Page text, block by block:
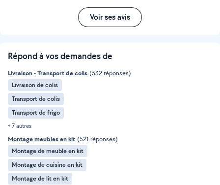
Voir ses avis
Répond à vos demandes de
Livraison - Transport de colis (532 réponses)
Livraison de colis
Transport de colis
Transport de frigo
+ 7 autres
Montage meubles en kit (521 réponses)
Montage de meuble en kit
Montage de cuisine en kit
Montage de lit en kit